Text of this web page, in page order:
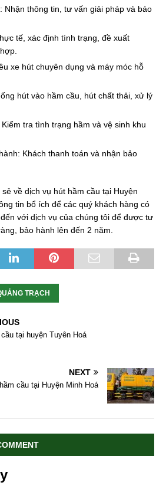
Nhận thông tin, tư vấn giải pháp và báo
tế, xác định tình trạng, đề xuất
xe hút chuyên dụng và máy móc hỗ
hút vào hầm cầu, hút chất thải, xử lý
tra tình trạng hầm và vệ sinh khu
Khách thanh toán và nhận bảo
về dịch vụ hút hầm cầu tại Huyện
tin bổ ích để các quý khách hàng có
với dịch vụ của chúng tôi để được tư
bảo hành lên đến 2 năm.
TRẠCH
cầu tại huyện Tuyên Hoá
NEXT
cầu tại Huyện Minh Hoá